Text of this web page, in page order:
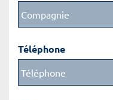
Téléphone